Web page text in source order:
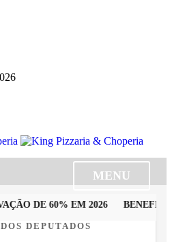
MENU
DE 60% EM 2026
DEPUTADOS